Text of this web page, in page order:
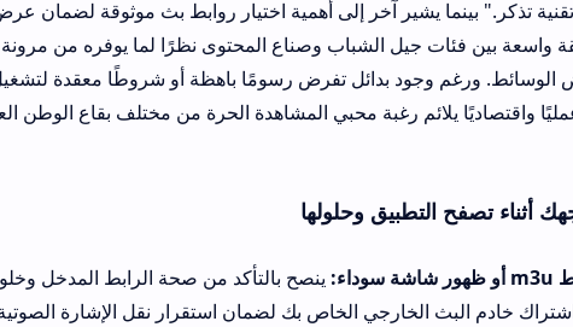
يشير آخر إلى أهمية اختيار روابط بث موثوقة لضمان عرض مستمر.
جيل الشباب وصناع المحتوى نظرًا لما يوفره من مرونة تامة في دمج
فلاتر فك التشفير وعرض الوسائط. ورغم وجود بدائل تفرض رسومًا باهظة أو شروطًا معقدة لتشغيل ملفات IPTV،
يلائم رغبة محبي المشاهدة الحرة من مختلف بقاع الوطن العربي دون شروط
وحلولها
ينصح بالتأكد من صحة الرابط المدخل وخلوه من الفراغات
الخارجي الخاص بك لضمان استقرار نقل الإشارة الصوتية والمرئية بنجاح.